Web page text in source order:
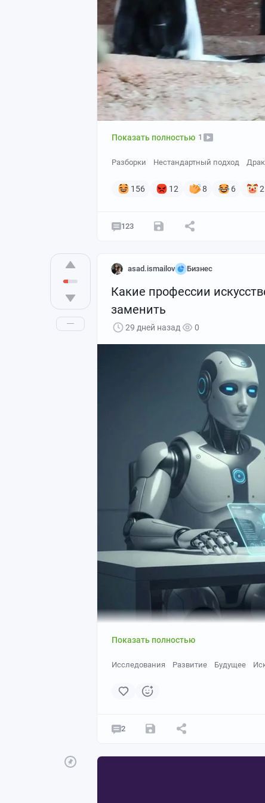
Показать полностью 1
Разборки Нестандартный подход
156 12 8 6 2
123
asad.ismailov Бизнес
Какие профессии
заменить
29 дней назад 0
Показать полностью
Исследования Развитие Будущее
2